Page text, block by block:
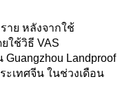
าย หลังจากใช้
ใช้วิธี VAS
Landproof
ะเทศจีน ในช่วงเดือน